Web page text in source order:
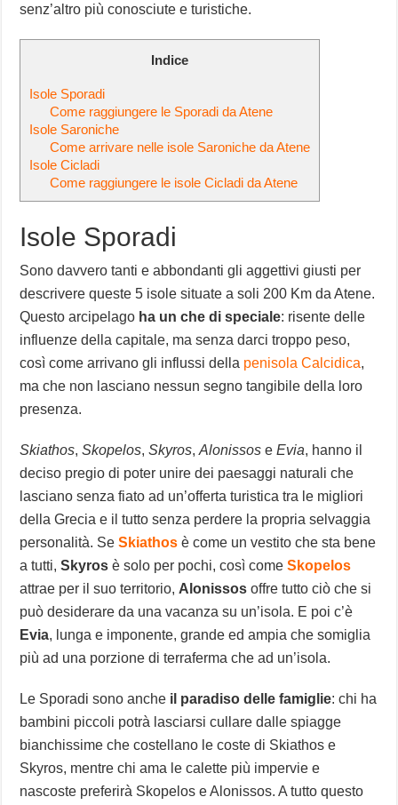
senz’altro più conosciute e turistiche.
Indice
Isole Sporadi
Come raggiungere le Sporadi da Atene
Isole Saroniche
Come arrivare nelle isole Saroniche da Atene
Isole Cicladi
Come raggiungere le isole Cicladi da Atene
Isole Sporadi
Sono davvero tanti e abbondanti gli aggettivi giusti per
descrivere queste 5 isole situate a soli 200 Km da Atene.
Questo arcipelago ha un che di speciale: risente delle
influenze della capitale, ma senza darci troppo peso,
così come arrivano gli influssi della penisola Calcidica,
ma che non lasciano nessun segno tangibile della loro
presenza.
Skiathos,Skopelos,Skyros,Alonissos eEvia, hanno il
deciso pregio di poter unire dei paesaggi naturali che
lasciano senza fiato ad un’offerta turistica tra le migliori
della Grecia e il tutto senza perdere la propria selvaggia
personalità. SeSkiathos è come un vestito che sta bene
a tutti,Skyros è solo per pochi, così comeSkopelos
attrae per il suo territorio, Alonissos offre tutto ciò che si
può desiderare da una vacanza su un’isola. E poi c’è
Evia, lunga e imponente, grande ed ampia che somiglia
più ad una porzione di terraferma che ad un’isola.
Le Sporadi sono anche il paradiso delle famiglie: chi ha
bambini piccoli potrà lasciarsi cullare dalle spiagge
bianchissime che costellano le coste di Skiathos e
Skyros, mentre chi ama le calette più impervie e
nascoste preferirà Skopelos e Alonissos. A tutto questo